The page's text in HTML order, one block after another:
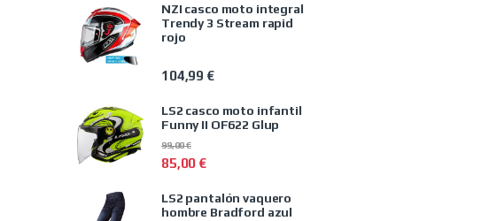
NZI casco moto integral
Trendy 3 Stream rapid
rojo
104,99 €
LS2 casco moto infantil
Funny II OF622 Glup
85,00 €
99,00€
LS2 pantalón vaquero
hombre Bradford azul